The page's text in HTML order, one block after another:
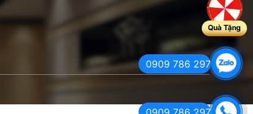
Quà Tặng
0909 786 297